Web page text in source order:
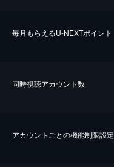
毎⽉もらえるU-NEXTポイント
同時視聴アカウント数
アカウントごとの機能制限設定